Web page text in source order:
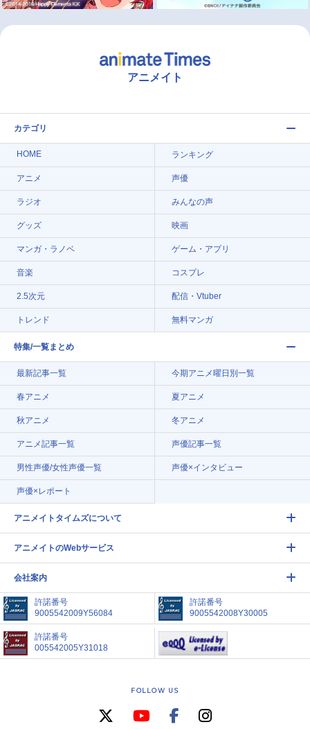
アニメイト
カテゴリ
HOME ランキング
アニメ 声優
ラジオ みんなの声
グッズ 映画
マンガ・ラノベ ゲーム・アプリ
音楽 コスプレ
2.5次元 配信・Vtuber
トレンド 無料マンガ
特集/一覧まとめ
最新記事一覧 今期アニメ曜日別一覧
春アニメ 夏アニメ
秋アニメ 冬アニメ
アニメ記事一覧 声優記事一覧
男性声優/女性声優一覧 声優×インタビュー
声優×レポート
アニメイトタイムズについて
アニメイトのWebサービス
会社案内
許諾番号
9005542009Y56084
許諾番号
9005542008Y30005
許諾番号
005542005Y31018
FOLLOW US